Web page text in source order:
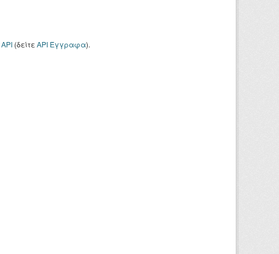
API(δείτεAPI Έγγραφα).